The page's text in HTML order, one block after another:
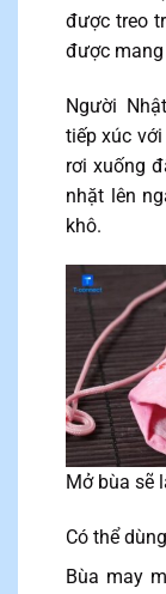
được treo
được
Người
tiếp xúc
rơi xuống
nhặt lên
khô.
Mở bùa sẽ
Có thể
Bùa may